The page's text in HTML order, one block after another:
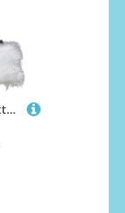
Weihnachtsmütze mit Pailletten und weißer pelziger Krempe für Partys, Verkleidungen, Cosplay, Pailletten, Nietenhüte für Hunde